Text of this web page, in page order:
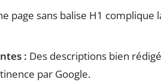
page sans balise H1
: Des descriptions bien
par Google.